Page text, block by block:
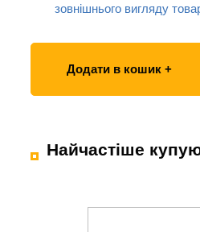
зовнішнього вигляду
Додати в кошик +
Найчастіше